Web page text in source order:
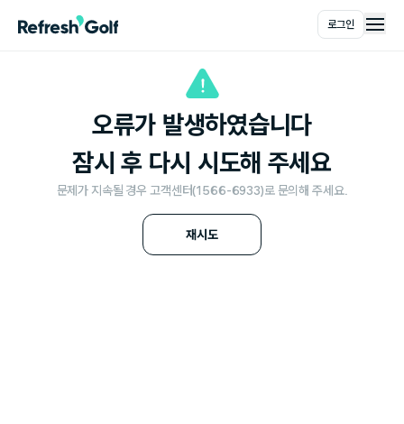
로그인 메인
오류가 발생하였습니다
잠시 후 다시 시도해 주세요
문제가 지속될 경우 고객센터(1566-6933)로 문의해 주세요.
재시도